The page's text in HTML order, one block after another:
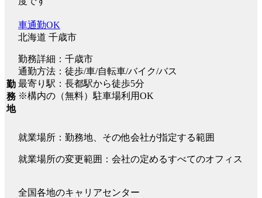
勤
務
地
車通勤OK
北海道 千歳市
勤務詳細：千歳市
通勤方法：徒歩/車/自転車/バイク/バス
最寄り駅：長都駅から徒歩5分
※構内の（無料）駐車場利用OK
就業場所：勤務地、その他会社が指定する範囲
就業場所の変更範囲：会社の定めるすべてのオフィス
全国各地のキャリアセンター